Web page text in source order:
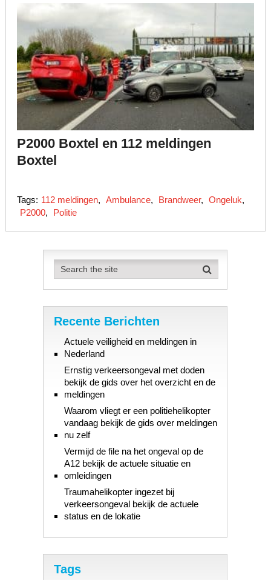
P2000 Boxtel en 112 meldingen
Boxtel
Tags: 112 meldingen, Ambulance, Brandweer, Ongeluk,
P2000, Politie
Recente Berichten
Actuele veiligheid en meldingen in
Nederland
Ernstig verkeersongeval met doden
bekijk de gids over het overzicht en de
meldingen
Waarom vliegt er een politiehelikopter
vandaag bekijk de gids over meldingen
nu zelf
Vermijd de file na het ongeval op de
A12 bekijk de actuele situatie en
omleidingen
Traumahelikopter ingezet bij
verkeersongeval bekijk de actuele
status en de lokatie
Tags